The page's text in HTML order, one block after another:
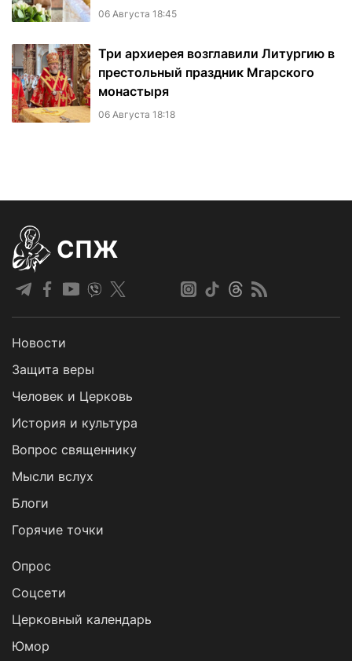
06 Августа 18:45
Три архиерея возглавили Литургию в
престольный праздник Мгарского
монастыря
06 Августа 18:18
СПЖ
Новости
Защита веры
Человек и Церковь
История и культура
Вопрос священнику
Мысли вслух
Блоги
Горячие точки
Опрос
Cоцсети
Церковный календарь
Юмор